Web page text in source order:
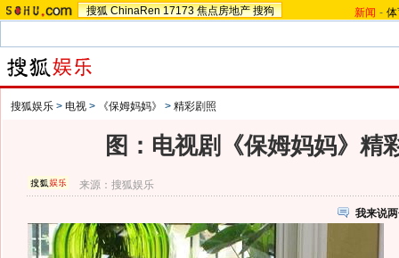
搜狐 ChinaRen 17173 焦点房地产 搜狗 新闻 -
搜狐娱乐 > 电视 > 《保姆妈妈》 > 精彩剧照
图：电视剧《保姆妈妈》精
来源：搜狐娱乐
我来说